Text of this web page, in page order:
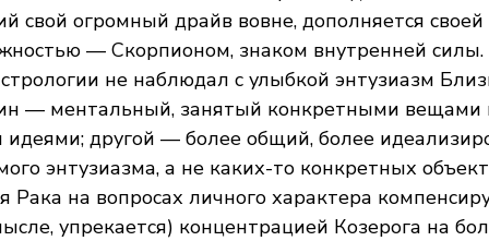
свой огромный драйв вовне, дополняется своей
— Скорпионом, знаком внутренней силы.
не наблюдал с улыбкой энтузиазм
— ментальный, занятый конкретными вещами
другой — более общий, более
энтузиазма, а не каких-то конкретных
Рака на вопросах личного характера
упрекается) концентрацией Козерога на